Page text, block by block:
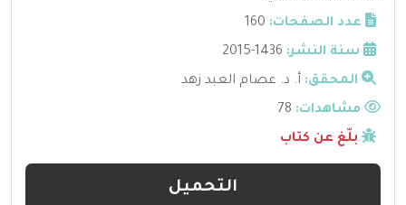
عدد الصفحات: 160
سنة النشر: 1436-2015
المحقق: أ. د. عصام العبد زهد
مشاهدات:
بلّغ عن كتاب
التحميل